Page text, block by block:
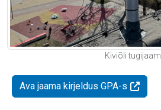
Kiviõli tugijaam
Ava jaama kirjeldus GPA-s